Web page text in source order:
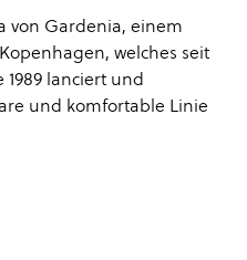
von Gardenia, einem
welches seit
1989 lanciert und
und komfortable Linie